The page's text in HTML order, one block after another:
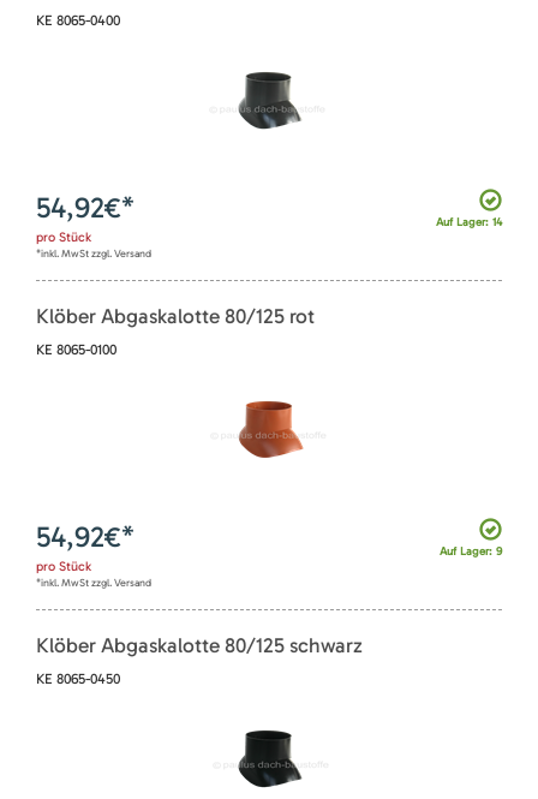
KE 8065-0400
Auf Lager: 14
54,92€*
pro Stück
*inkl. MwSt zzgl. Versand
Klöber Abgaskalotte 80/125 rot
KE 8065-0100
Auf Lager: 9
54,92€*
pro Stück
*inkl. MwSt zzgl. Versand
Klöber Abgaskalotte 80/125 schwarz
KE 8065-0450